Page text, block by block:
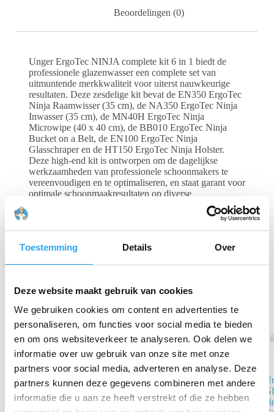
Toestemming Details Over
Deze website maakt gebruik van cookies
We gebruiken cookies om content en advertenties te
personaliseren, om functies voor social media te bieden
en om ons websiteverkeer te analyseren. Ook delen we
informatie over uw gebruik van onze site met onze
partners voor social media, adverteren en analyse. Deze
partners kunnen deze gegevens combineren met andere
informatie die u aan ze heeft verstrekt of die ze hebben
Beoordelingen (0)
Unger ErgoTec NINJA complete kit 6 in 1 biedt de
professionele glazenwasser een complete set van
uitmuntende merkkwaliteit voor uiterst nauwkeurige
resultaten. Deze zesdelige kit bevat de EN350 ErgoTec
Ninja Raamwisser (35 cm), de NA350 ErgoTec Ninja
Inwasser (35 cm), de MN40H ErgoTec Ninja
Microwipe (40 x 40 cm), de BB010 ErgoTec Ninja
Bucket on a Belt, de EN100 ErgoTec Ninja
Glasschraper en de HT150 ErgoTec Ninja Holster.
Deze high-end kit is ontworpen om de dagelijkse
werkzaamheden van professionele schoonmakers te
vereenvoudigen en te optimaliseren, en staat garant voor
optimale schoonmaakresultaten op diverse
Gerelateerde producten
Moerman
Takumi
Excelerator 3.0